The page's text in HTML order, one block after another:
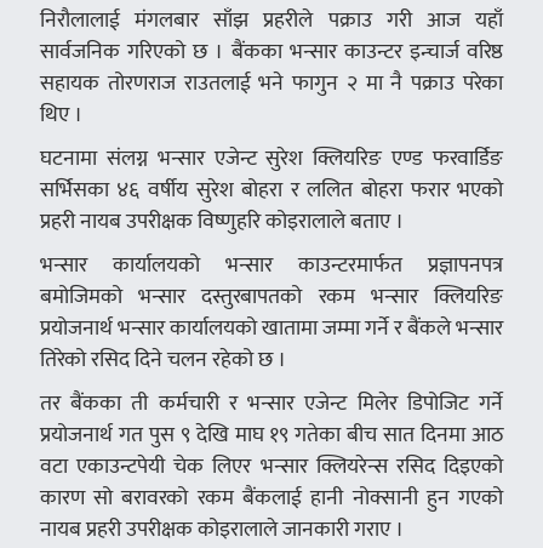
निरौलालाई मंगलबार साँझ प्रहरीले पक्राउ गरी आज यहाँ
सार्वजनिक गरिएको छ । बैंकका भन्सार काउन्टर इन्चार्ज वरिष्ठ
सहायक तोरणराज राउतलाई भने फागुन २ मा नै पक्राउ परेका
थिए ।
घटनामा संलग्न भन्सार एजेन्ट सुरेश क्लियरिङ एण्ड फरवार्डिङ
सर्भिसका ४६ वर्षीय सुरेश बोहरा र ललित बोहरा फरार भएको
प्रहरी नायब उपरीक्षक विष्णुहरि कोइरालाले बताए ।
भन्सार कार्यालयको भन्सार काउन्टरमार्फत प्रज्ञापनपत्र
बमोजिमको भन्सार दस्तुरबापतको रकम भन्सार क्लियरिङ
प्रयोजनार्थ भन्सार कार्यालयको खातामा जम्मा गर्ने र बैंकले भन्सार
तिरेको रसिद दिने चलन रहेको छ ।
तर बैंकका ती कर्मचारी र भन्सार एजेन्ट मिलेर डिपोजिट गर्ने
प्रयोजनार्थ गत पुस ९ देखि माघ १९ गतेका बीच सात दिनमा आठ
वटा एकाउन्टपेयी चेक लिएर भन्सार क्लियरेन्स रसिद दिइएको
कारण सो बरावरको रकम बैंकलाई हानी नोक्सानी हुन गएको
नायब प्रहरी उपरीक्षक कोइरालाले जानकारी गराए ।